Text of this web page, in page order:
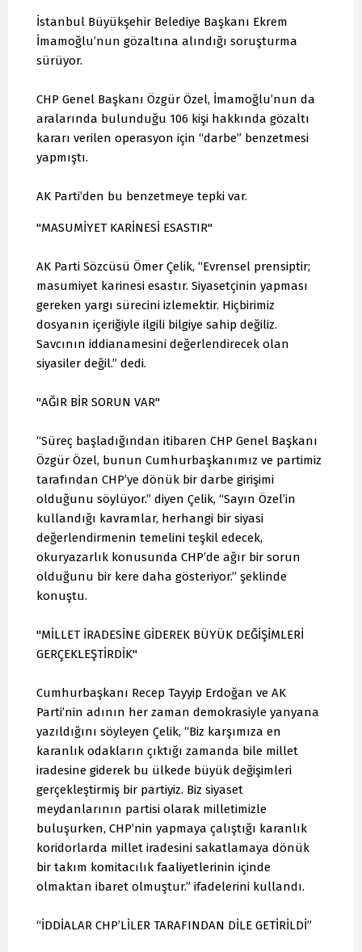
İstanbul Büyükşehir Belediye Başkanı Ekrem
İmamoğlu’nun gözaltına alındığı soruşturma
sürüyor.
CHP Genel Başkanı Özgür Özel, İmamoğlu’nun da
aralarında bulunduğu 106 kişi hakkında gözaltı
kararı verilen operasyon için “darbe” benzetmesi
yapmıştı.
AK Parti’den bu benzetmeye tepki var.
"MASUMİYET KARİNESİ ESASTIR"
AK Parti Sözcüsü Ömer Çelik, “Evrensel prensiptir;
masumiyet karinesi esastır. Siyasetçinin yapması
gereken yargı sürecini izlemektir. Hiçbirimiz
dosyanın içeriğiyle ilgili bilgiye sahip değiliz.
Savcının iddianamesini değerlendirecek olan
siyasiler değil.” dedi.
"AĞIR BİR SORUN VAR"
“Süreç başladığından itibaren CHP Genel Başkanı
Özgür Özel, bunun Cumhurbaşkanımız ve partimiz
tarafından CHP’ye dönük bir darbe girişimi
olduğunu söylüyor.” diyen Çelik, “Sayın Özel’in
kullandığı kavramlar, herhangi bir siyasi
değerlendirmenin temelini teşkil edecek,
okuryazarlık konusunda CHP’de ağır bir sorun
olduğunu bir kere daha gösteriyor.” şeklinde
konuştu.
"MİLLET İRADESİNE GİDEREK BÜYÜK DEĞİŞİMLERİ
GERÇEKLEŞTİRDİK"
Cumhurbaşkanı Recep Tayyip Erdoğan ve AK
Parti’nin adının her zaman demokrasiyle yanyana
yazıldığını söyleyen Çelik, “Biz karşımıza en
karanlık odakların çıktığı zamanda bile millet
iradesine giderek bu ülkede büyük değişimleri
gerçekleştirmiş bir partiyiz. Biz siyaset
meydanlarının partisi olarak milletimizle
buluşurken, CHP’nin yapmaya çalıştığı karanlık
koridorlarda millet iradesini sakatlamaya dönük
bir takım komitacılık faaliyetlerinin içinde
olmaktan ibaret olmuştur.” ifadelerini kullandı.
“İDDİALAR CHP’LİLER TARAFINDAN DİLE GETİRİLDİ”